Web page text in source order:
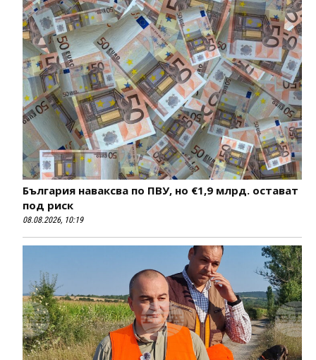
България наваксва по ПВУ, но €1,9 млрд. остават
под риск
08.08.2026, 10:19